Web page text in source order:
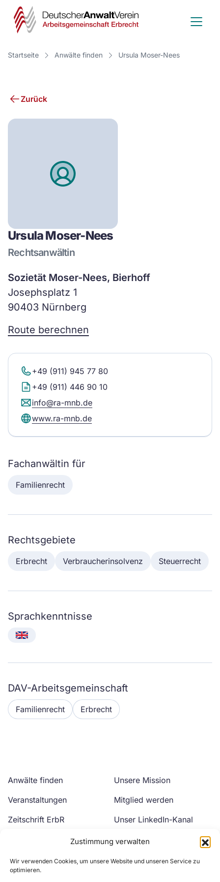
Zustimmung verwalten
Wir verwenden Cookies, um unsere Website und unseren Service zu
optimieren.
Deutscher
Anwalt
Verein
Startseite Anwälte finden Ursula Moser-Nees
Zurück
Ursula Moser-Nees
Rechtsanwältin
Sozietät Moser-Nees, Bierhoff
Josephsplatz 1
90403 Nürnberg
Route berechnen
+49 (911) 945 77 80
+49 (911) 446 90 10
info@ra-mnb.de
www.ra-mnb.de
Fachanwältin für
Familienrecht
Rechtsgebiete
Erbrecht Verbraucherinsolvenz Steuerrecht
Sprachkenntnisse
English
DAV-Arbeitsgemeinschaft
Familienrecht Erbrecht
Anwälte finden
Veranstaltungen
Zeitschrift ErbR
Unsere Mission
Mitglied werden
Unser LinkedIn-Kanal
Unser YouTube-Kanal